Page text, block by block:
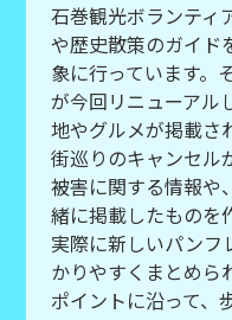
石巻観光ボランティ
や歴史散策のガイド
象に行っています。
が今回リニューアル
地やグルメが掲載さ
街巡りのキャンセル
被害に関する情報や
緒に掲載したものを
実際に新しいパンフ
かりやすくまとめら
ポイントに沿って、